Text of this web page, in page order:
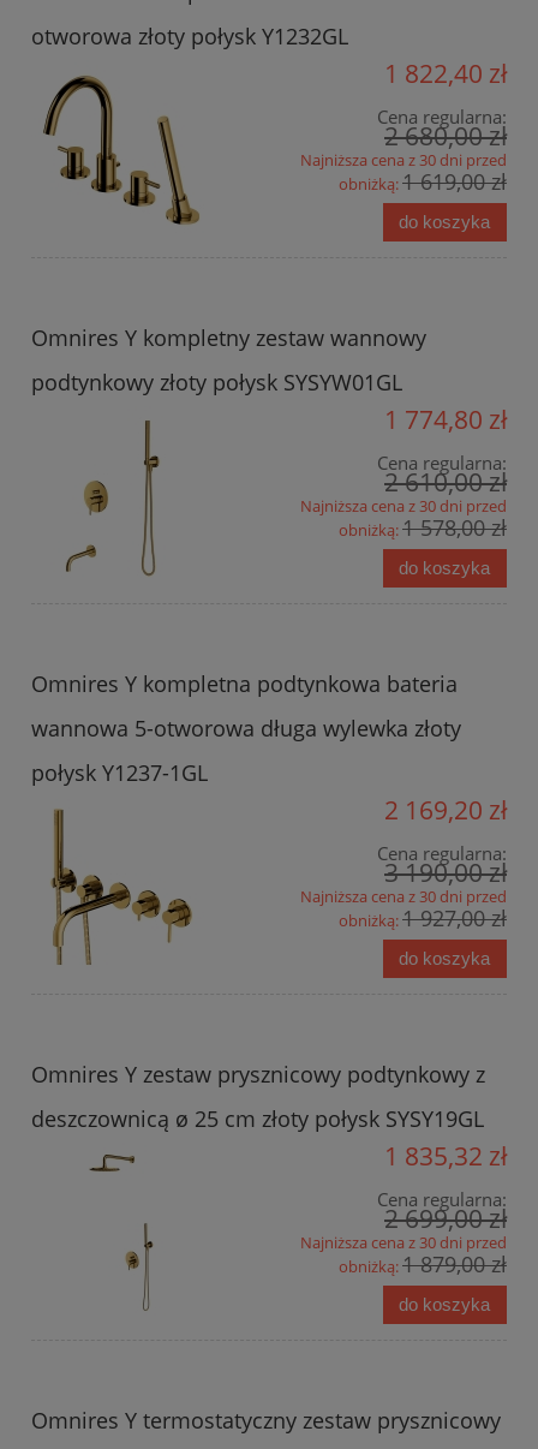
otworowa złoty połysk Y1232GL
1 822,40 zł
Cena regularna:
2 680,00 zł
Najniższa cena z 30 dni przed
obniżką:1 619,00 zł
do koszyka
Omnires Y kompletny zestaw wannowy
podtynkowy złoty połysk SYSYW01GL
1 774,80 zł
Cena regularna:
2 610,00 zł
Najniższa cena z 30 dni przed
obniżką:1 578,00 zł
do koszyka
Omnires Y kompletna podtynkowa bateria
wannowa 5-otworowa długa wylewka złoty
połysk Y1237-1GL
2 169,20 zł
Cena regularna:
3 190,00 zł
Najniższa cena z 30 dni przed
obniżką:1 927,00 zł
do koszyka
Omnires Y zestaw prysznicowy podtynkowy z
deszczownicą ø 25 cm złoty połysk SYSY19GL
1 835,32 zł
Cena regularna:
2 699,00 zł
Najniższa cena z 30 dni przed
obniżką:1 879,00 zł
do koszyka
Omnires Y termostatyczny zestaw prysznicowy